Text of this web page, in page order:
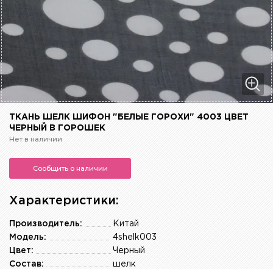
ТКАНЬ ШЕЛК ШИФОН "БЕЛЫЕ ГОРОХИ" 4003 ЦВЕТ
ЧЕРНЫЙ В ГОРОШЕК
Нет в наличии
Сообщить о наличии
Характеристики:
Китай
Производитель:
4shelk003
Модель:
Черный
Цвет:
шелк
Состав: